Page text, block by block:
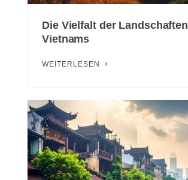
Die Vielfalt der Landschaften
Vietnams
WEITERLESEN